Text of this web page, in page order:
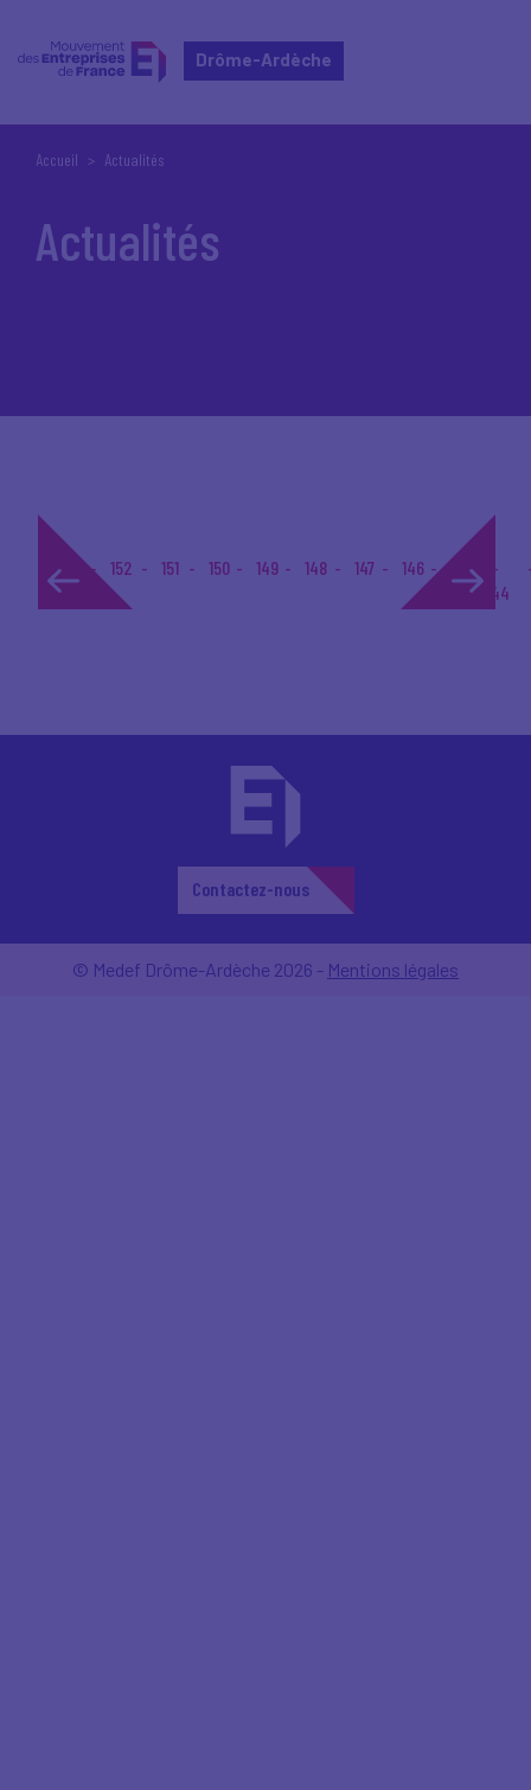
Drôme-Ardèche
Accueil Actualités
Actualités
1... 152 151 150 149 148 147 146
145
144
Contactez-nous
© Medef Drôme-Ardèche 2026 - Mentions légales